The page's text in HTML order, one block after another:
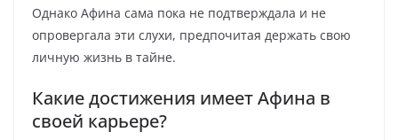
Однако Афина сама пока не подтверждала и не
опровергала эти слухи, предпочитая держать свою
личную жизнь в тайне.
Какие достижения имеет Афина в
своей карьере?